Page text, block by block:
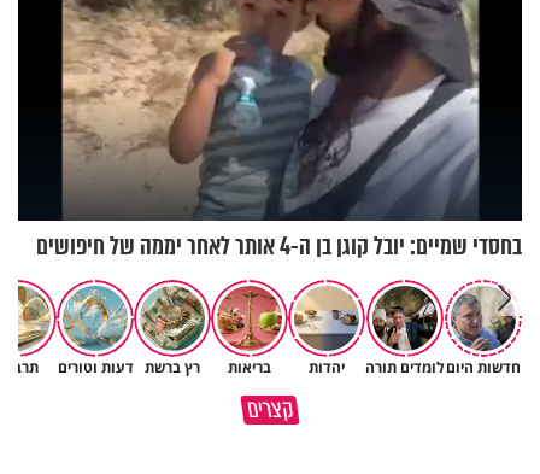
בחסדי שמיים: יובל קוגן בן ה-4 אותר לאחר יממה של חיפושים
חדשות היוםלומדים תורה יהדות בריאות רץ ברשת דעות וטורים
קצריםמדוע האמונה נמשלה למלח?
גם ׳הרע׳ זה הרחמים של בורא